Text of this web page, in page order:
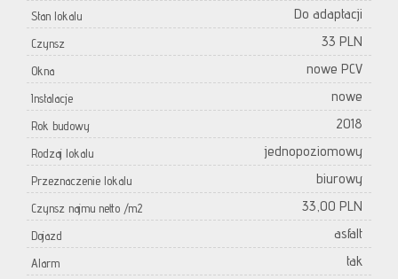
Stan lokalu
Do adaptacji
Czynsz 33 PLN
Okna nowe PCV
Instalacje nowe
Rok budowy 2018
Rodzaj lokalu jednopoziomowy
Przeznaczenie lokalu biurowy
Czynsz najmu netto /m2 33,00 PLN
Dojazd asfalt
Alarm tak